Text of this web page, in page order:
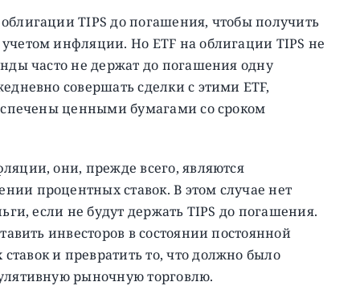
TIPS до погашения, чтобы получить
инфляции. Но ETF на облигации TIPS не
часто не держат до погашения одну
совершать сделки с этими ETF,
ценными бумагами со сроком
они, прежде всего, являются
процентных ставок. В этом случае нет
если не будут держать TIPS до погашения.
инвесторов в состоянии постоянной
и превратить то, что должно было
рыночную торговлю.